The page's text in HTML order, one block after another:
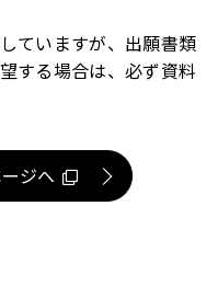
ていますが、出願書類
する場合は、必ず資料
ジへ